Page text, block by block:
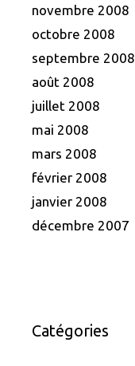
novembre 2008
octobre 2008
septembre 2008
août 2008
juillet 2008
mai 2008
mars 2008
février 2008
janvier 2008
décembre 2007
Catégories